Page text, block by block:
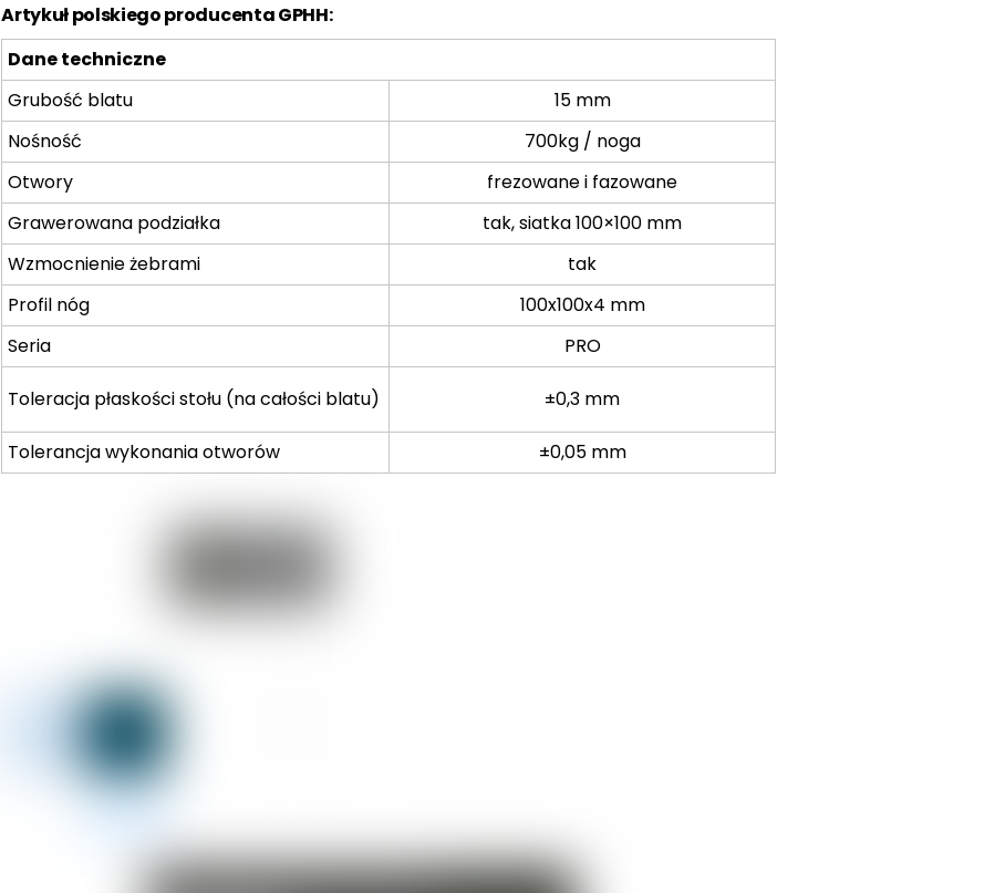
Artykuł polskiego producenta GPHH:
Dane techniczne
Grubość blatu
15 mm
Nośność
700kg / noga
Otwory
frezowane i fazowane
Grawerowana podziałka
tak, siatka 100×100 mm
Wzmocnienie żebrami
tak
Profil nóg
100x100x4 mm
Seria
PRO
Toleracja płaskości stołu (na całości blatu) ±0,3 mm
Tolerancja wykonania otworów ±0,05 mm